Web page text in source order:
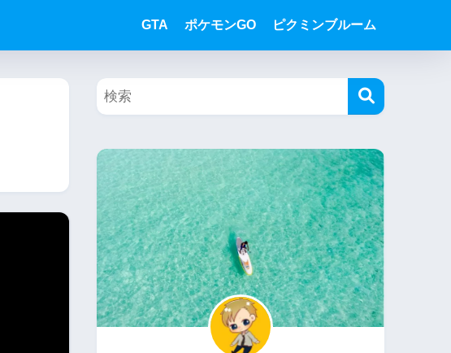
GTA ポケモンGO ピクミンブルーム